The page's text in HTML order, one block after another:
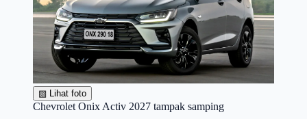
▧ Lihat foto
Chevrolet Onix Activ 2027 tampak samping